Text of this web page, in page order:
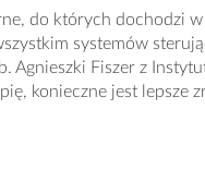
do których dochodzi
systemów
Agnieszki Fiszer z
konieczne jest lepsze